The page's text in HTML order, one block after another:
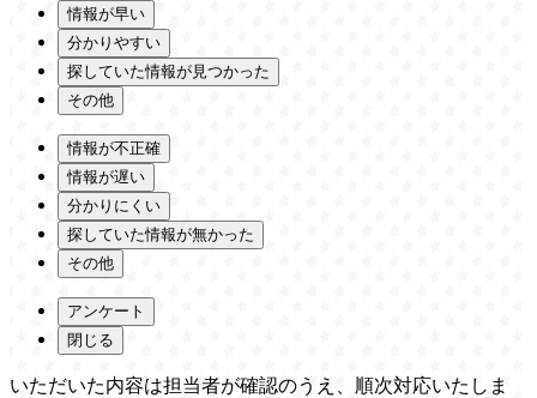
情報が早い
分かりやすい
探していた情報が見つかった
その他
情報が不正確
情報が遅い
分かりにくい
探していた情報が無かった
その他
アンケート
閉じる
いただいた内容は担当者が確認のうえ、順次対応いたしま